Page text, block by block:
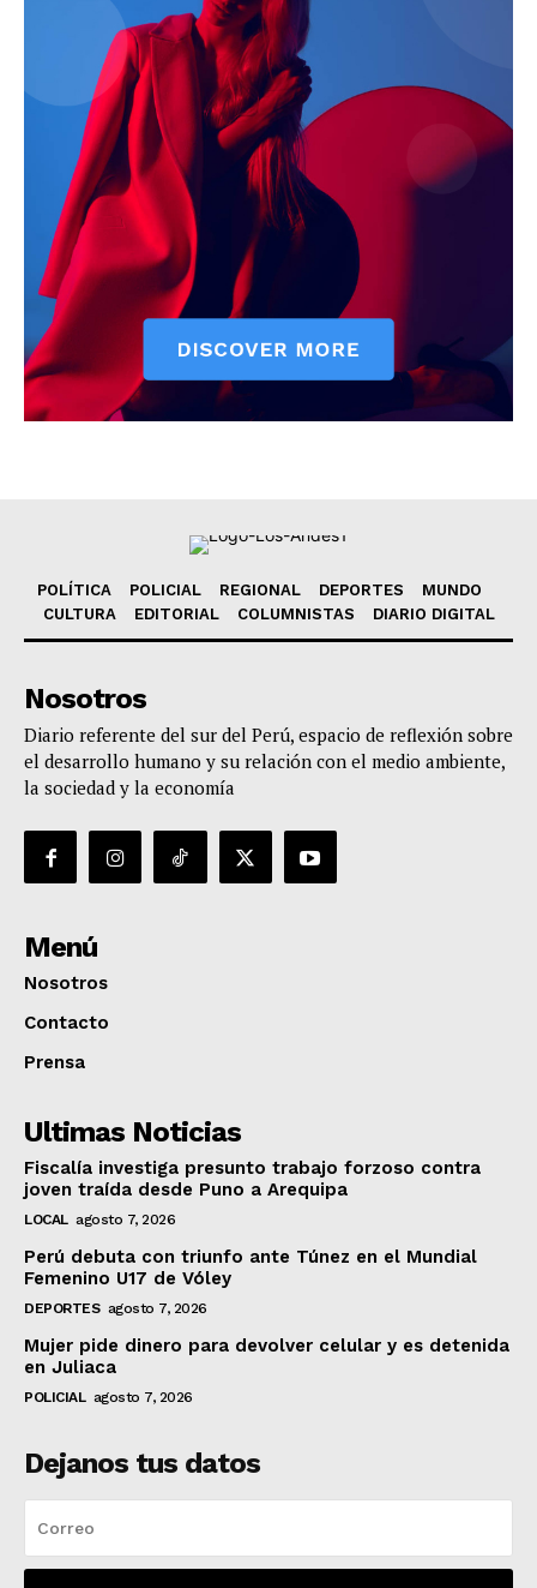
POLÍTICA POLICIAL REGIONAL DEPORTES
MUNDO
CULTURA
EDITORIAL COLUMNISTAS DIARIO DIGITAL
Nosotros
Diario referente del sur del Perú, espacio de reflexión sobre
el desarrollo humano y su relación con el medio ambiente,
la sociedad y la economía
Menú
Nosotros
Contacto
Prensa
Ultimas Noticias
Fiscalía investiga presunto trabajo forzoso contra
joven traída desde Puno a Arequipa
LOCAL agosto 7, 2026
Perú debuta con triunfo ante Túnez en el Mundial
Femenino U17 de Vóley
DEPORTES agosto 7, 2026
Mujer pide dinero para devolver celular y es detenida
en Juliaca
POLICIAL agosto 7, 2026
Dejanos tus datos